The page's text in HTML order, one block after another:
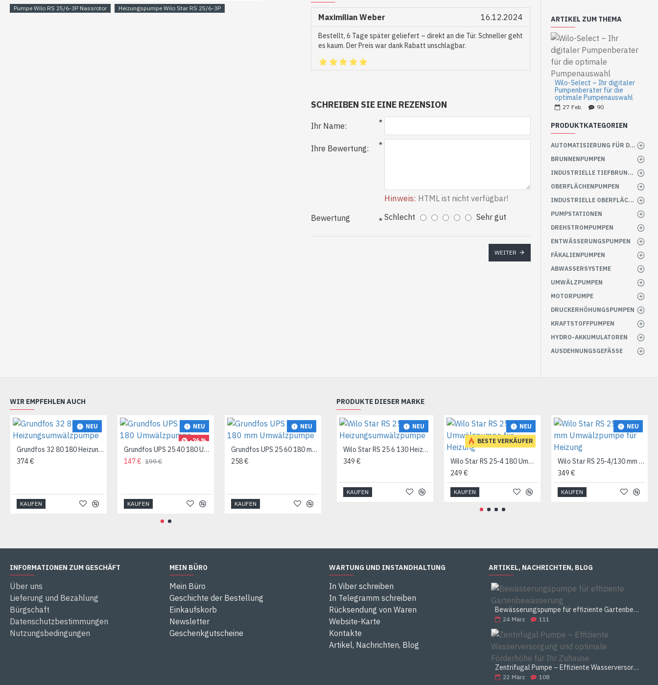
Die Umwälzpumpen Wilo Star RS 25/6-3P 180 mm sind für die Förderung von
Arbeitsflüssigkeiten in verschiedenen Heizsystemen, einschließlich Solaranlagen,
Pumpe Wilo RS 25/6-3P Nassrotor
Heizungspumpe Wilo Star RS 25/6-3P
Maximilian Weber 16.12.2024
Bestellt, 6 Tage später geliefert – direkt an die Tür. Schneller geht
es kaum. Der Preis war dank Rabatt unschlagbar.
SCHREIBEN SIE EINE REZENSION
Ihr Name:
Ihre Bewertung:
Hinweis: HTML ist nicht verfügbar!
Bewertung
Schlecht Sehr gut
WEITER
ARTIKEL ZUM THEMA
Wilo-Select – Ihr digitaler
Pumpenberater für die
optimale Pumpenauswahl
27 Feb. 90
PRODUKTKATEGORIEN
AUTOMATISIERUNG FÜR DIE PUMPE
BRUNNENPUMPEN
INDUSTRIELLE TIEFBRUNNENPUMPEN
OBERFLÄCHENPUMPEN
INDUSTRIELLE OBERFLÄCHENPUMPEN
PUMPSTATIONEN
DREHSTROMPUMPEN
ENTWÄSSERUNGSPUMPEN
FÄKALIENPUMPEN
ABWASSERSYSTEME
UMWÄLZPUMPEN
MOTORPUMPE
DRUCKERHÖHUNGSPUMPEN
KRAFTSTOFFPUMPEN
HYDRO-AKKUMULATOREN
AUSDEHNUNGSGEFÄSSE
WIR EMPFEHLEN AUCH
NEU
Grundfos 32 80 180 Heizungsumwälzpumpe
374 €
KAUFEN
NEU
-26 %
Grundfos UPS 25 40 180 Umwälzpumpe
147 € 199 €
KAUFEN
NEU
Grundfos UPS 25 60 180 mm Umwälzpumpe
258 €
KAUFEN
NEU
Grundfos UPS 25-40-180 Umwälzpumpe
241 €
NEU
436 €
PRODUKTE DIESER MARKE
NEU
Wilo Star RS 25 6 130 Heizungsumwälzpumpe
349 €
KAUFEN
NEU
BESTE VERKÄUFER
Wilo Star RS 25-4 180 Umwälzpumpe für Heizung
249 €
KAUFEN
NEU
Wilo Star RS 25-4/130 mm Umwälzpumpe für Heizung
349 €
KAUFEN
INFORMATIONEN ZUM GESCHÄFT
Über uns
Lieferung und Bezahlung
Bürgschaft
Datenschutzbestimmungen
Nutzungsbedingungen
MEIN BÜRO
Mein Büro
Geschichte der Bestellung
Einkaufskorb
Newsletter
Geschenkgutscheine
WARTUNG UND INSTANDHALTUNG
In Viber schreiben
In Telegramm schreiben
Rücksendung von Waren
Website-Karte
Kontakte
Artikel, Nachrichten, Blog
ARTIKEL, NACHRICHTEN, BLOG
Bewässerungspumpe für effiziente Gartenbewässerung
24 März 111
Zentrifugal Pumpe – Effiziente Wasserversorgung und optimale Förderhöhe für Ihr Zuhause
22 März 108